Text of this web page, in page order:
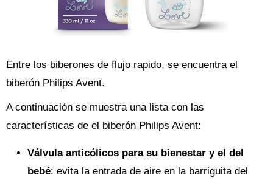
Entre los biberones de flujo rapido, se encuentra el
biberón Philips Avent.
A continuación se muestra una lista con las
características de el biberón Philips Avent:
Válvula anticólicos para su bienestar y el del
bebé: evita la entrada de aire en la barriguita del